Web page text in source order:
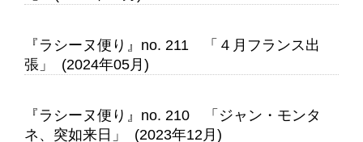
『ラシーヌ便り』no. 211 「４月フランス出
張」 (2024年05月)
『ラシーヌ便り』no. 210 「ジャン・モンタ
ネ、突如来日」 (2023年12月)